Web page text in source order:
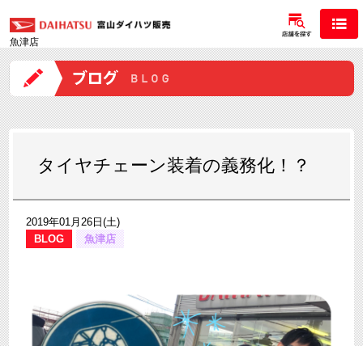
魚津店
タイヤチェーン装着の義務化！？
2019年01月26日(土)
BLOG
魚津店